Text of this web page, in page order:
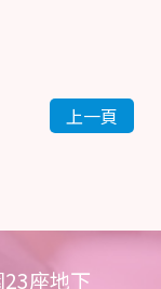
上一頁
座地下